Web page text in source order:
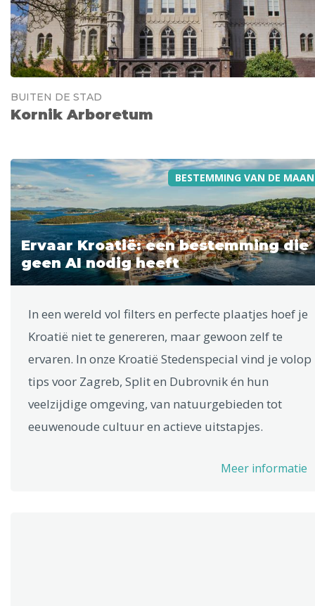
BUITEN DE STAD
Kornik Arboretum
BESTEMMING VAN DE
Ervaar Kroatië: een bestemming die
geen AI nodig heeft
In een wereld vol filters en perfecte plaatjes hoef je
Kroatië niet te genereren, maar gewoon zelf te
ervaren. In onze Kroatië Stedenspecial vind je volop
tips voor Zagreb, Split en Dubrovnik én hun
veelzijdige omgeving, van natuurgebieden tot
eeuwenoude cultuur en actieve uitstapjes.
Meer informatie